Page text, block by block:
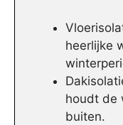
heerlijke
houdt de
buiten.